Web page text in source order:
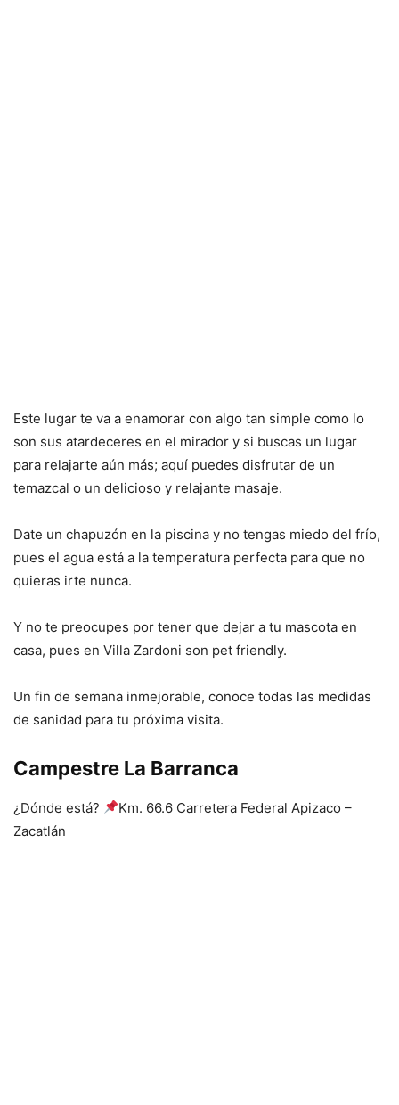
Este lugar te va a enamorar con algo tan simple como lo
son sus atardeceres en el mirador y si buscas un lugar
para relajarte aún más; aquí puedes disfrutar de un
temazcal o un delicioso y relajante masaje.
Date un chapuzón en la piscina y no tengas miedo del frío,
pues el agua está a la temperatura perfecta para que no
quieras irte nunca.
Y no te preocupes por tener que dejar a tu mascota en
casa, pues en Villa Zardoni son pet friendly.
Un fin de semana inmejorable, conoce todas las medidas
de sanidad para tu próxima visita.
Campestre La Barranca
¿Dónde está?
Km. 66.6 Carretera Federal Apizaco –
Zacatlán